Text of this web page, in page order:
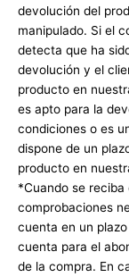
devolución del
manipulado. Si el
detecta que ha
devolución y el
producto en
es apto para la
condiciones o es
dispone de un
producto en
*Cuando se
comprobaciones
cuenta en un
cuenta para el
de la compra. En